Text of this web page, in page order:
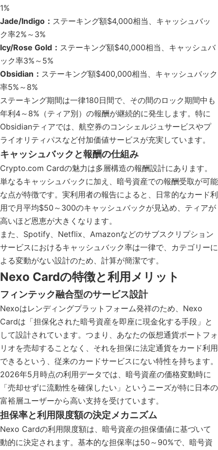
1%
Jade/Indigo： ステーキング額$4,000相当、キャッシュバッ
ク率2%～3%
Icy/Rose Gold： ステーキング額$40,000相当、キャッシュバ
ック率3%～5%
Obsidian： ステーキング額$400,000相当、キャッシュバック
率5%～8%
ステーキング期間は一律180日間で、その間のロック期間中も
年利4～8%（ティア別）の報酬が継続的に発生します。特に
Obsidianティアでは、航空券のコンシェルジュサービスやプ
ライオリティパスなど付加価値サービスが充実しています。
キャッシュバックと報酬の仕組み
Crypto.com Cardの魅力は多層構造の報酬設計にあります。
単なるキャッシュバックに加え、暗号資産での報酬受取が可能
な点が特徴です。実利用者の報告によると、日常的なカード利
用で月平均$50～300のキャッシュバックが見込め、ティアが
高いほど恩恵が大きくなります。
また、Spotify、Netflix、Amazonなどのサブスクリプション
サービスにおけるキャッシュバック率は一律で、カテゴリーに
よる変動がない設計のため、計算が簡潔です。
Nexo Cardの特徴と利用メリット
フィンテック融合型のサービス設計
Nexoはレンディングプラットフォーム発祥のため、Nexo
Cardは「担保化された暗号資産を即座に現金化する手段」と
して設計されています。つまり、あなたの仮想通貨ポートフォ
リオを売却することなく、それを担保に法定通貨をカード利用
できるという、従来のカードサービスにない特性を持ちます。
2026年5月時点の利用データでは、暗号資産の価格変動時に
「売却せずに流動性を確保したい」というニーズが特に日本の
富裕層ユーザーから高い支持を受けています。
担保率と利用限度額の決定メカニズム
Nexo Cardの利用限度額は、暗号資産の担保価値に基づいて
動的に決定されます。基本的な担保率は50～90%で、暗号資